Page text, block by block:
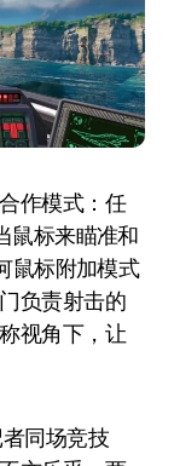
作模式：任
鼠标来瞄准和
鼠标附加模式
负责射击的
视角下，让
同场竞技